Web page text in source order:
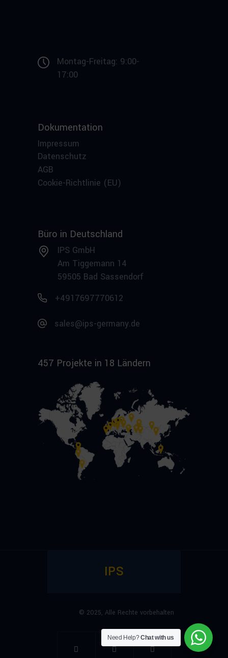
Montag-Freitag: 9:00-
17:00
Dokumentation
Impressum
Datenschutz
AGB
Cookie-Richtlinie (EU)
Büro in Deutschland
IPS GmbH
Am Tiggemann 14
59505 Bad Sassendorf
+4917697770612
sales@ips-germany.de
457 Projekte in 18 Ländern
IPS
© 2025, Alle Rechte vorbehalten
Need Help?Chat with us